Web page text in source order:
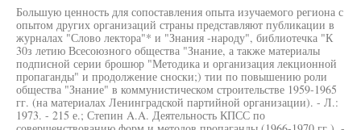
Большую ценность для сопоставления опыта изучаемого региона с
опытом других организаций страны представляют публикации в
журналах "Слово лектора"* и "Знания -народу", библиотечка "К
30з летию Всесоюзного общества "Знание, а также материалы
подписной серии брошюр "Методика и организация лекционной
пропаганды" и продолжение сноски;) тии по повышению роли
общества "Знание" в коммунистическом строительстве 1959-1965
гг. (на материалах Ленинградской партийной организации). - Л.:
1973. - 215 е.; Степин A.A. Деятельность КПСС по